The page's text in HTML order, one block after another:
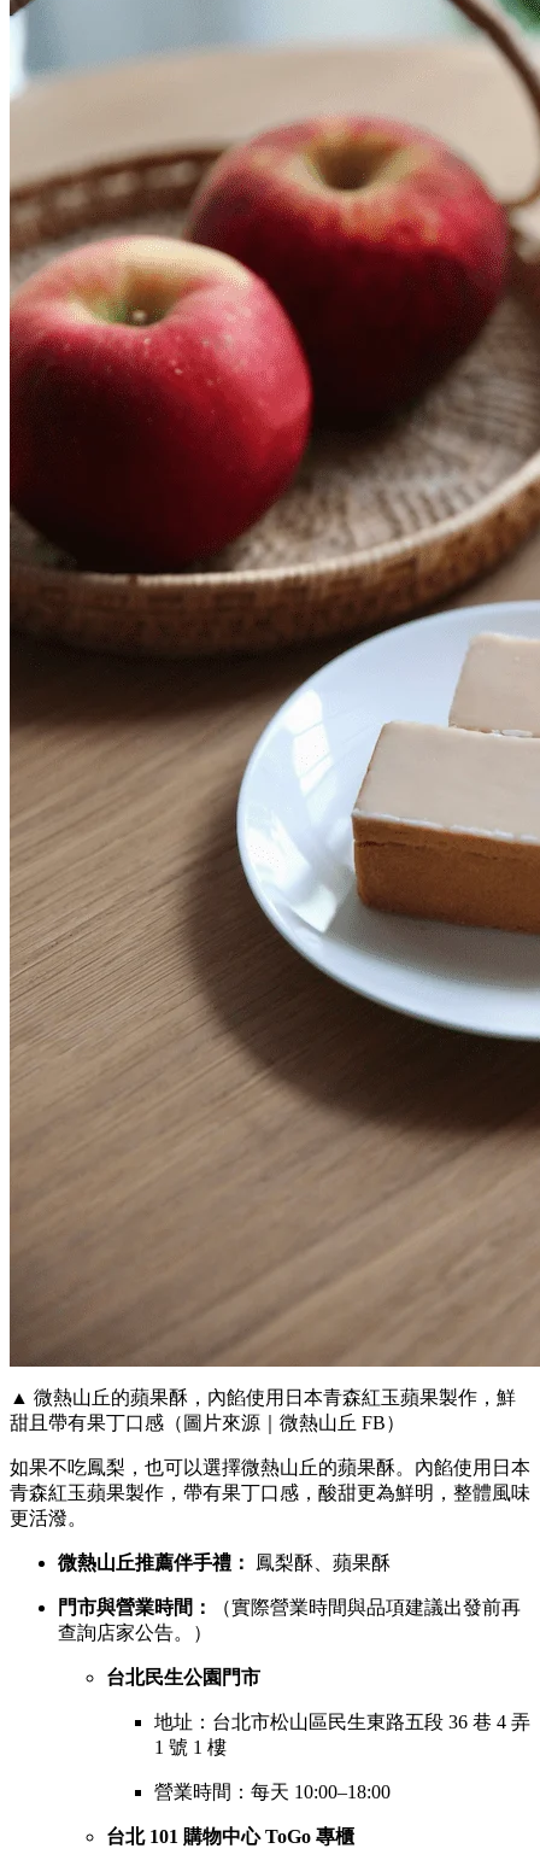
▲ 微熱山丘的蘋果酥，內餡使用日本青森紅玉蘋果製作，鮮
甜且帶有果丁口感（圖片來源｜微熱山丘 FB）
如果不吃鳳梨，也可以選擇微熱山丘的蘋果酥。內餡使用日本
青森紅玉蘋果製作，帶有果丁口感，酸甜更為鮮明，整體風味
更活潑。
微熱山丘推薦伴手禮： 鳳梨酥、蘋果酥
門市與營業時間：
（實際營業時間與品項建議出發前再
查詢店家公告。）
台北民生公園門市
地址：台北市松山區民生東路五段 36 巷 4 弄
1 號 1 樓
營業時間：每天 10:00–18:00
台北 101 購物中心 ToGo 專櫃